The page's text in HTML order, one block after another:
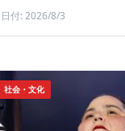
日付: 2026/8/3
社会・文化